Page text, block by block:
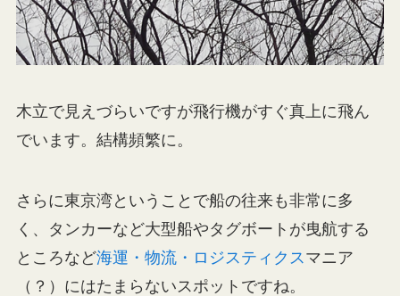
木立で見えづらいですが飛行機がすぐ真上に飛ん
でいます。結構頻繁に。
さらに東京湾ということで船の往来も非常に多
く、タンカーなど大型船やタグボートが曳航する
ところなど海運・物流・ロジスティクス マニア
（？）にはたまらないスポットですね。